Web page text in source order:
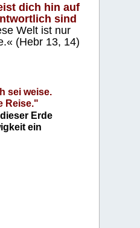
dich hin auf
sind
Welt ist nur
(Hebr 13, 14)
sei weise.
Reise."
Erde
ein